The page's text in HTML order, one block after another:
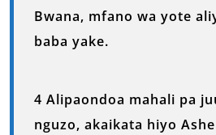
Bwana, mfano wa yote
baba yake.
4 Alipaondoa mahali pa
nguzo, akaikata hiyo